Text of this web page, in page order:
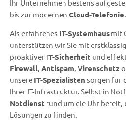
Ihr Unternehmen bestens
bis zur modernen Cloud-Telefonie.
Als erfahrenes IT-Systemhaus mit
unterstützen wir Sie mit
proaktiver IT-Sicherheit und
Firewall, Antispam, Virenschutz
unsere IT-Spezialisten sorgen für
Ihrer IT-Infrastruktur. Selbst in
Notdienst rund um die Uhr
Lösungen zu finden.